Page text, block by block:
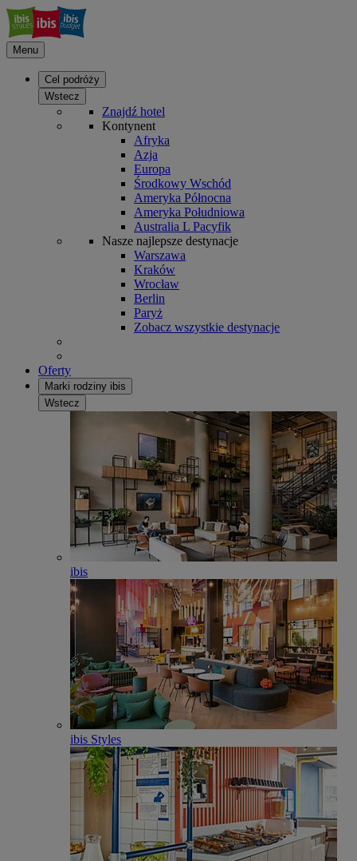
Menu
Cel podróży
Wstecz
Znajdź hotel
Kontynent
Afryka
Azja
Europa
Środkowy Wschód
Ameryka Północna
Ameryka Południowa
Australia L Pacyfik
Nasze najlepsze destynacje
Warszawa
Kraków
Wrocław
Berlin
Paryż
Zobacz wszystkie destynacje
Oferty
Marki rodziny ibis
Wstecz
ibis
ibis Styles